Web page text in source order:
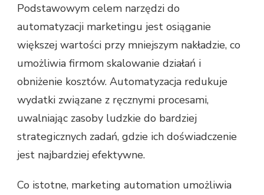
Podstawowym celem narzędzi do
automatyzacji marketingu jest osiąganie
większej wartości przy mniejszym nakładzie, co
umożliwia firmom skalowanie działań i
obniżenie kosztów. Automatyzacja redukuje
wydatki związane z ręcznymi procesami,
uwalniając zasoby ludzkie do bardziej
strategicznych zadań, gdzie ich doświadczenie
jest najbardziej efektywne.
Co istotne, marketing automation umożliwia